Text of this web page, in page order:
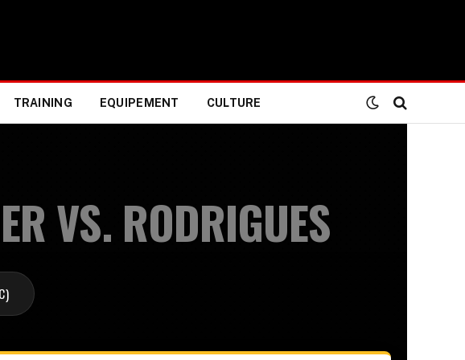
TRAINING EQUIPEMENT CULTURE
VS. RODRIGUES